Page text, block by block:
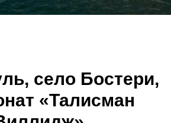
село Бостери,
«Талисман